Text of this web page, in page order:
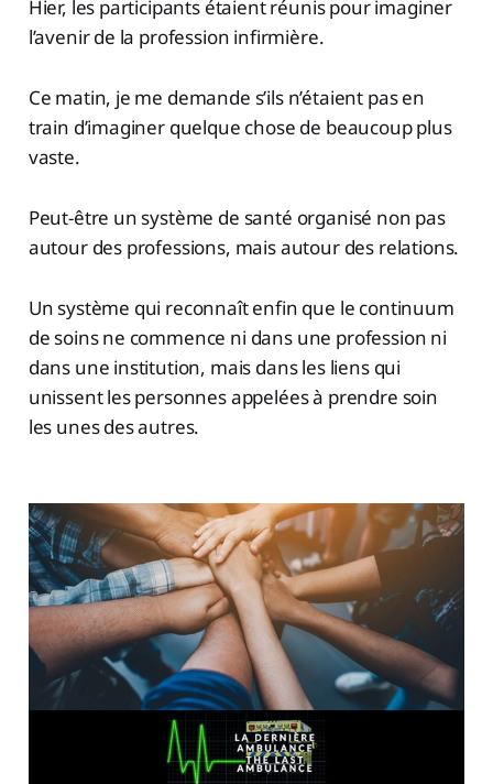
Hier, les participants étaient réunis pour imaginer
l’avenir de la profession infirmière.
Ce matin, je me demande s’ils n’étaient pas en
train d’imaginer quelque chose de beaucoup plus
vaste.
Peut-être un système de santé organisé non pas
autour des professions, mais autour des relations.
Un système qui reconnaît enfin que le continuum
de soins ne commence ni dans une profession ni
dans une institution, mais dans les liens qui
unissent les personnes appelées à prendre soin
les unes des autres.